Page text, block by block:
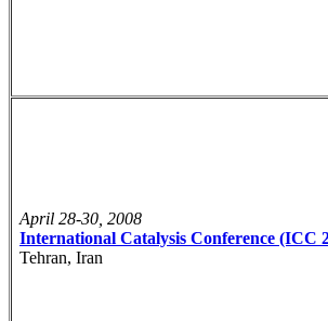
April 28-30, 2008
International Catalysis Conference (ICC
Tehran, Iran